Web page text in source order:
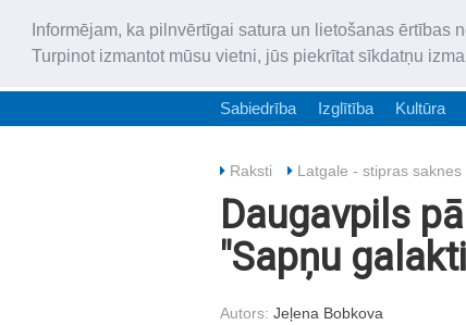
Informējam, ka pilnvērtīgai satura un lietošanas
Turpinot izmantot mūsu vietni, jūs piekrītat sīkdatņu
Sabiedrība Izglītība Kultūra
Raksti Latgale - stipras saknes
Daugavpils
"Sapņu
Autors: Jeļena Bobkova